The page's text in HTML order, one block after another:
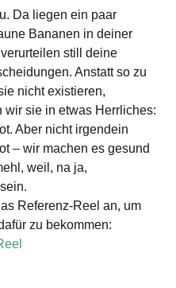
Da liegen ein paar
Bananen in deiner
still deine
Anstatt so zu
nicht existieren,
wir sie in etwas Herrliches:
Aber nicht irgendein
– wir machen es gesund
weil, na ja,
Referenz-Reel an, um
zu bekommen: